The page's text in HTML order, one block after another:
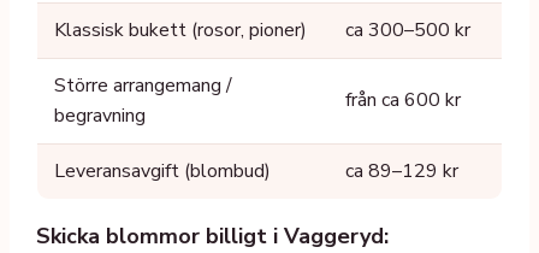
Klassisk bukett (rosor, pioner) ca 300–500 kr
Större arrangemang /
begravning
från ca 600 kr
Leveransavgift (blombud) ca 89–129 kr
Skicka blommor billigt i Vaggeryd: